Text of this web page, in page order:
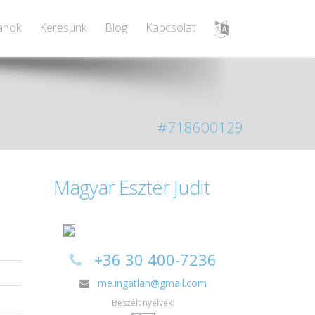
Keresünk Blog Kapcsolat
#718600129
Magyar Eszter Judit
+36 30 400-7236
me.ingatlan@gmail.com
Beszélt nyelvek: